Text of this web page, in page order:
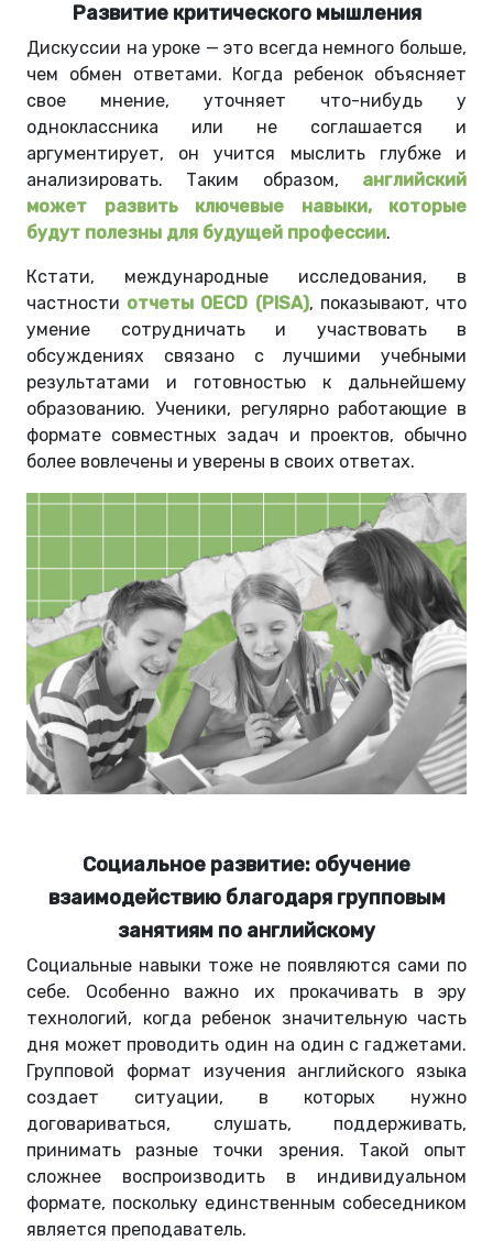
Развитие критического мышления
Дискуссии на уроке — это всегда немного больше,
чем обмен ответами. Когда ребенок объясняет
свое мнение, уточняет что-нибудь у
одноклассника или не соглашается и
аргументирует, он учится мыслить глубже и
анализировать. Таким образом, английский
может развить ключевые навыки, которые
будут полезны для будущей профессии.
Кстати, международные исследования, в
частности отчеты OECD (PISA), показывают, что
умение сотрудничать и участвовать в
обсуждениях связано с лучшими учебными
результатами и готовностью к дальнейшему
образованию. Ученики, регулярно работающие в
формате совместных задач и проектов, обычно
более вовлечены и уверены в своих ответах.
Социальное развитие: обучение
взаимодействию благодаря групповым
занятиям по английскому
Социальные навыки тоже не появляются сами по
себе. Особенно важно их прокачивать в эру
технологий, когда ребенок значительную часть
дня может проводить один на один с гаджетами.
Групповой формат изучения английского языка
создает ситуации, в которых нужно
договариваться, слушать, поддерживать,
принимать разные точки зрения. Такой опыт
сложнее воспроизводить в индивидуальном
формате, поскольку единственным собеседником
является преподаватель.